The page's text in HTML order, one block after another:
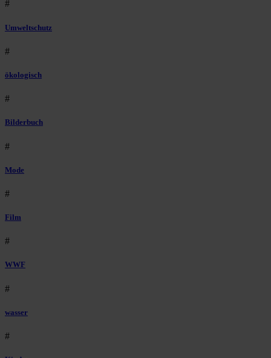
#
Umweltschutz
#
ökologisch
#
Bilderbuch
#
Mode
#
Film
#
WWF
#
wasser
#